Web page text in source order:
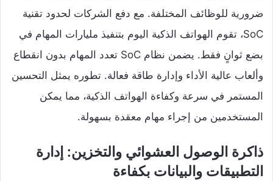
ضرورية للوظائف المختلفة. مع دفع الشركات لحدود تقنية
SoC، تقوم الهواتف الذكية اليوم بتنفيذ مليارات المهام في
بضع ثوانٍ فقط. يضمن نظام SoC تعدد المهام بدون انقطاع
وألعاب عالية الأداء وإدارة طاقة فعالة. تطوره يمثل التحسين
المستمر في سرعة وكفاءة الهواتف الذكية، مما يمكن
المستخدمين من إجراء مهام معقدة بسهولة.
ذاكرة الوصول العشوائي والتخزين: إدارة
التطبيقات والبيانات بكفاءة